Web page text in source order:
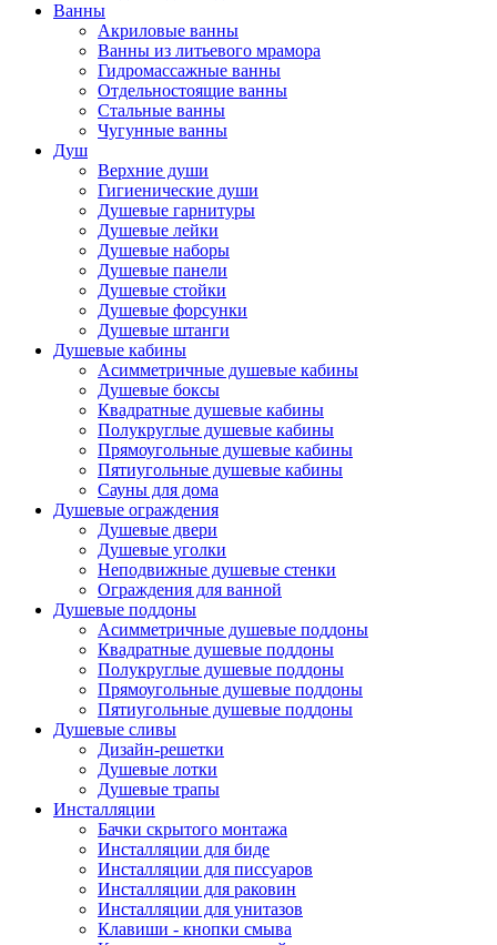
Ванны
Акриловые ванны
Ванны из литьевого мрамора
Гидромассажные ванны
Отдельностоящие ванны
Стальные ванны
Чугунные ванны
Душ
Верхние души
Гигиенические души
Душевые гарнитуры
Душевые лейки
Душевые наборы
Душевые панели
Душевые стойки
Душевые форсунки
Душевые штанги
Душевые кабины
Асимметричные душевые кабины
Душевые боксы
Квадратные душевые кабины
Полукруглые душевые кабины
Прямоугольные душевые кабины
Пятиугольные душевые кабины
Сауны для дома
Душевые ограждения
Душевые двери
Душевые уголки
Неподвижные душевые стенки
Ограждения для ванной
Душевые поддоны
Асимметричные душевые поддоны
Квадратные душевые поддоны
Полукруглые душевые поддоны
Прямоугольные душевые поддоны
Пятиугольные душевые поддоны
Душевые сливы
Дизайн-решетки
Душевые лотки
Душевые трапы
Инсталляции
Бачки скрытого монтажа
Инсталляции для биде
Инсталляции для писсуаров
Инсталляции для раковин
Инсталляции для унитазов
Клавиши - кнопки смыва